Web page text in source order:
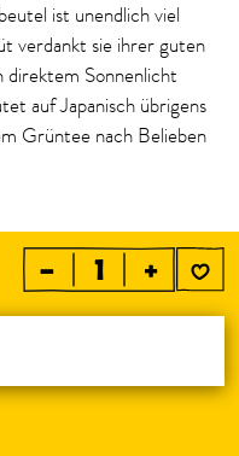
ist unendlich viel
verdankt sie ihrer guten
direktem Sonnenlicht
auf Japanisch übrigens
Grüntee nach Belieben
– +